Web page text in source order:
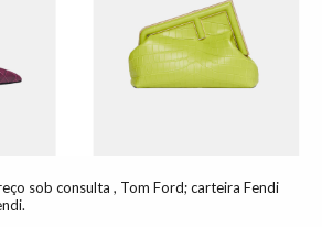
sob consulta , Tom Ford; carteira Fendi